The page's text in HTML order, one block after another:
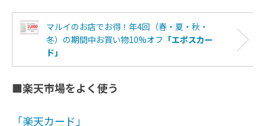
マルイのお店でお得！年4回（春・夏・秋・
冬）の期間中お買い物10%オフ 「エポスカー
ド」
■楽天市場をよく使う
「楽天カード」